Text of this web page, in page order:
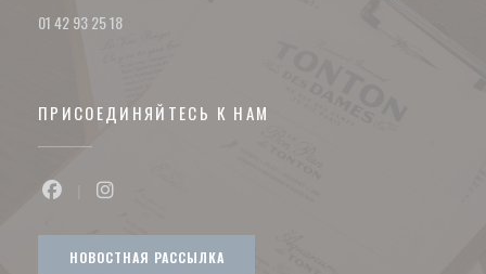
01 42 93 25 18
ПРИСОЕДИНЯЙТЕСЬ К НАМ
Facebook ((открывается в новом окне))
Instagram ((открывается в новом окне))
НОВОСТНАЯ РАССЫЛКА